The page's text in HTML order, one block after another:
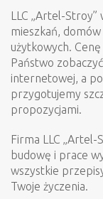
LLC „Artel-
mieszkań,
użytkowych.
Państwo
internetowej, a
przygotujemy
propozycjami.
Firma LLC
budowę i prace
wszystkie
Twoje życzenia.